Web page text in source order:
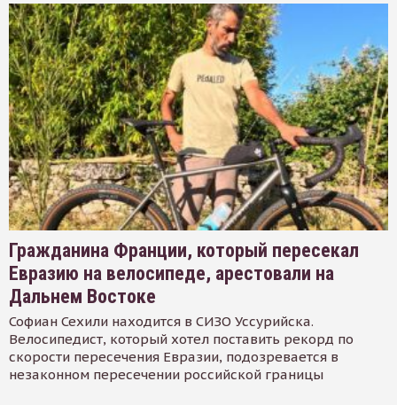
Гражданина Франции, который пересекал
Евразию на велосипеде, арестовали на
Дальнем Востоке
Софиан Сехили находится в СИЗО Уссурийска.
Велосипедист, который хотел поставить рекорд по
скорости пересечения Евразии, подозревается в
незаконном пересечении российской границы